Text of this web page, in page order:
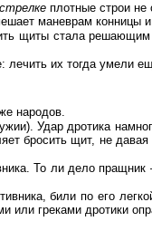
плотные строи
маневрам конницы
щиты стала
лечить их тогда умели
народов.
Удар дротика
бросить щит, не
То ли дело
били по его
или греками дротики